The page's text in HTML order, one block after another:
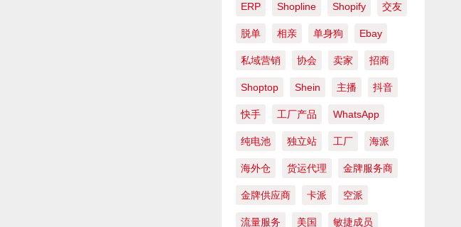
ERP Shopline Shopify 交友
脱单 相亲 单身狗 Ebay
私域营销 协会 卖家 招商
Shoptop Shein 主播 抖音
快手 工厂产品 WhatsApp
纯电池 独立站 工厂 海派
海外仓 货运代理 金牌服务商
金牌供应商 卡派 空派
流量服务 美国 敏捷成员